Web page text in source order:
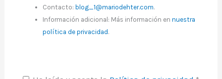
Contacto: blog_1@mariodehter.com.
Información adicional: Más información ennuestra
política de privacidad .